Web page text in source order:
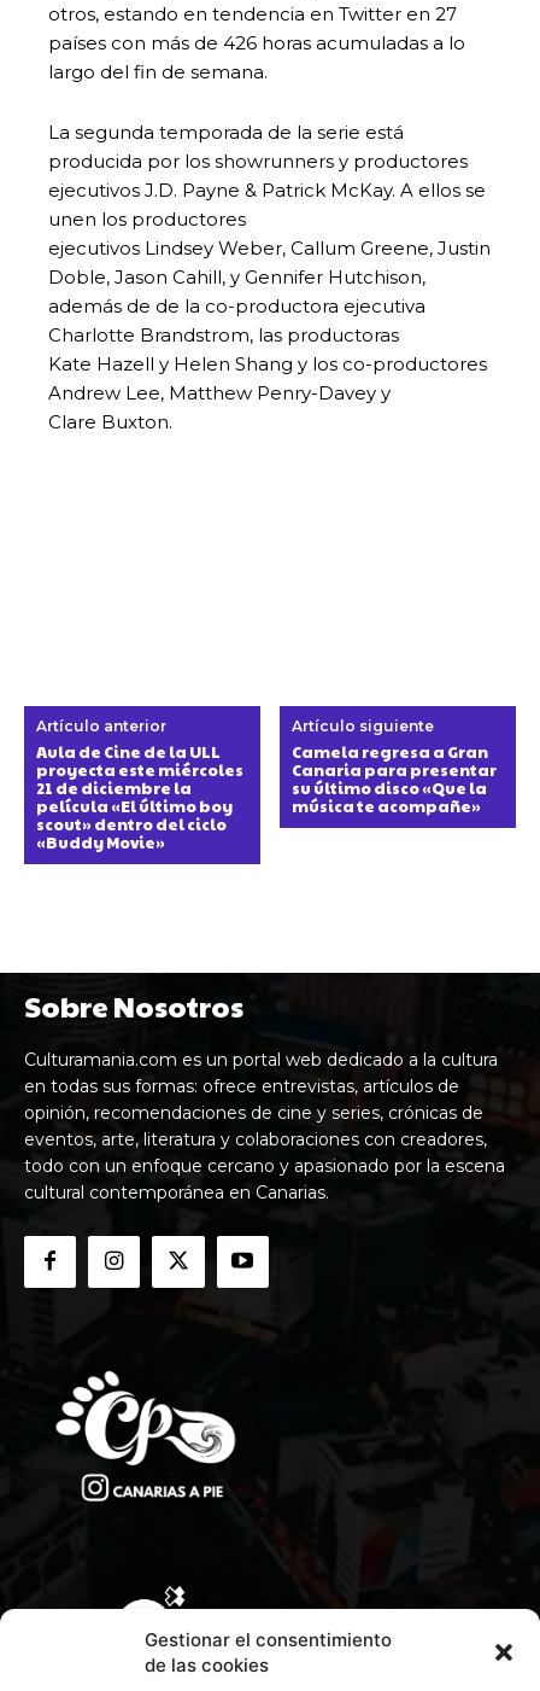
Gestionar el consentimiento
de las cookies
otros, estando en tendencia en Twitter en 27
países con más de 426 horas acumuladas a lo
largo del fin de semana.
La segunda temporada de la serie está
producida por los showrunners y productores
ejecutivos J.D. Payne & Patrick McKay. A ellos se
unen los productores
ejecutivos Lindsey Weber, Callum Greene, Justin
Doble, Jason Cahill, y Gennifer Hutchison,
además de de la co-productora ejecutiva
Charlotte Brandstrom, las productoras
Kate Hazell y Helen Shang y los co-productores
Andrew Lee, Matthew Penry-Davey y
Clare Buxton.
Artículo anterior
Aula de Cine de la ULL
proyecta este miércoles
21 de diciembre la
película «El último boy
scout» dentro del ciclo
«Buddy Movie»
Artículo siguiente
Camela regresa a Gran
Canaria para presentar
su último disco «Que la
música te acompañe»
Sobre Nosotros
Culturamania.com es un portal web dedicado a la cultura
en todas sus formas: ofrece entrevistas, artículos de
opinión, recomendaciones de cine y series, crónicas de
eventos, arte, literatura y colaboraciones con creadores,
todo con un enfoque cercano y apasionado por la escena
cultural contemporánea en Canarias.